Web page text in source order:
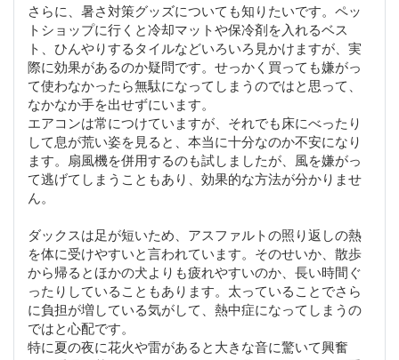
さらに、暑さ対策グッズについても知りたいです。ペッ
トショップに行くと冷却マットや保冷剤を入れるベス
ト、ひんやりするタイルなどいろいろ見かけますが、実
際に効果があるのか疑問です。せっかく買っても嫌がっ
て使わなかったら無駄になってしまうのではと思って、
なかなか手を出せずにいます。
エアコンは常につけていますが、それでも床にべったり
して息が荒い姿を見ると、本当に十分なのか不安になり
ます。扇風機を併用するのも試しましたが、風を嫌がっ
て逃げてしまうこともあり、効果的な方法が分かりませ
ん。
ダックスは足が短いため、アスファルトの照り返しの熱
を体に受けやすいと言われています。そのせいか、散歩
から帰るとほかの犬よりも疲れやすいのか、長い時間ぐ
ったりしていることもあります。太っていることでさら
に負担が増している気がして、熱中症になってしまうの
ではと心配です。
特に夏の夜に花火や雷があると大きな音に驚いて興奮